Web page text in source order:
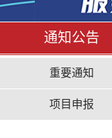
通知公告
重要通知
项目申报